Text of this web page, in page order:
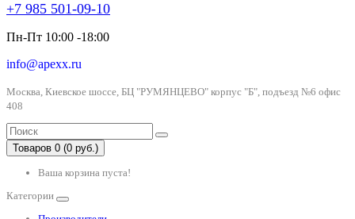
+7 985 501-09-10
Пн-Пт 10:00 -18:00
info@apexx.ru
Москва, Киевское шоссе, БЦ "РУМЯНЦЕВО" корпус "Б", подъезд №6 офис
408
Товаров 0 (0 руб.)
Ваша корзина пуста!
Категории